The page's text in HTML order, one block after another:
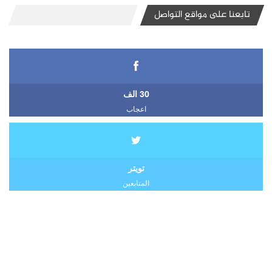
تابعنا على مواقع التواصل
30 الف
اعجاب
تويتر
المتابعين